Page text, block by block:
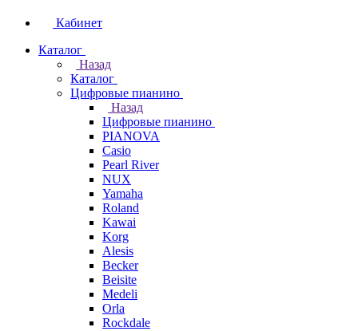
Кабинет
Каталог
Назад
Каталог
Цифровые пианино
Назад
Цифровые пианино
PIANOVA
Casio
Pearl River
NUX
Yamaha
Roland
Kawai
Korg
Alesis
Becker
Beisite
Medeli
Orla
Rockdale